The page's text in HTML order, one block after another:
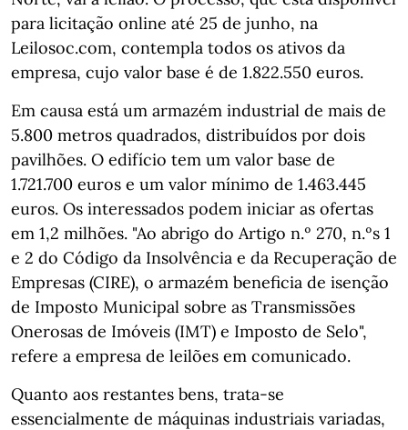
para licitação online até 25 de junho, na
Leilosoc.com, contempla todos os ativos da
empresa, cujo valor base é de 1.822.550 euros.
Em causa está um armazém industrial de mais de
5.800 metros quadrados, distribuídos por dois
pavilhões. O edifício tem um valor base de
1.721.700 euros e um valor mínimo de 1.463.445
euros. Os interessados podem iniciar as ofertas
em 1,2 milhões. "Ao abrigo do Artigo n.º 270, n.ºs 1
e 2 do Código da Insolvência e da Recuperação de
Empresas (CIRE), o armazém beneficia de isenção
de Imposto Municipal sobre as Transmissões
Onerosas de Imóveis (IMT) e Imposto de Selo",
refere a empresa de leilões em comunicado.
Quanto aos restantes bens, trata-se
essencialmente de máquinas industriais variadas,